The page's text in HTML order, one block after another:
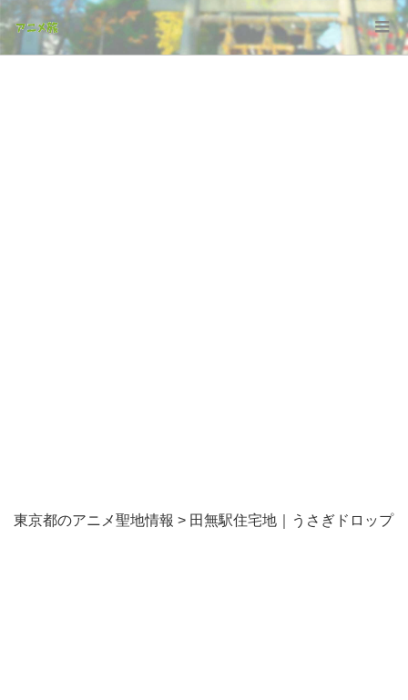
東京都のアニメ聖地情報 > 田無駅住宅地｜うさぎドロップ